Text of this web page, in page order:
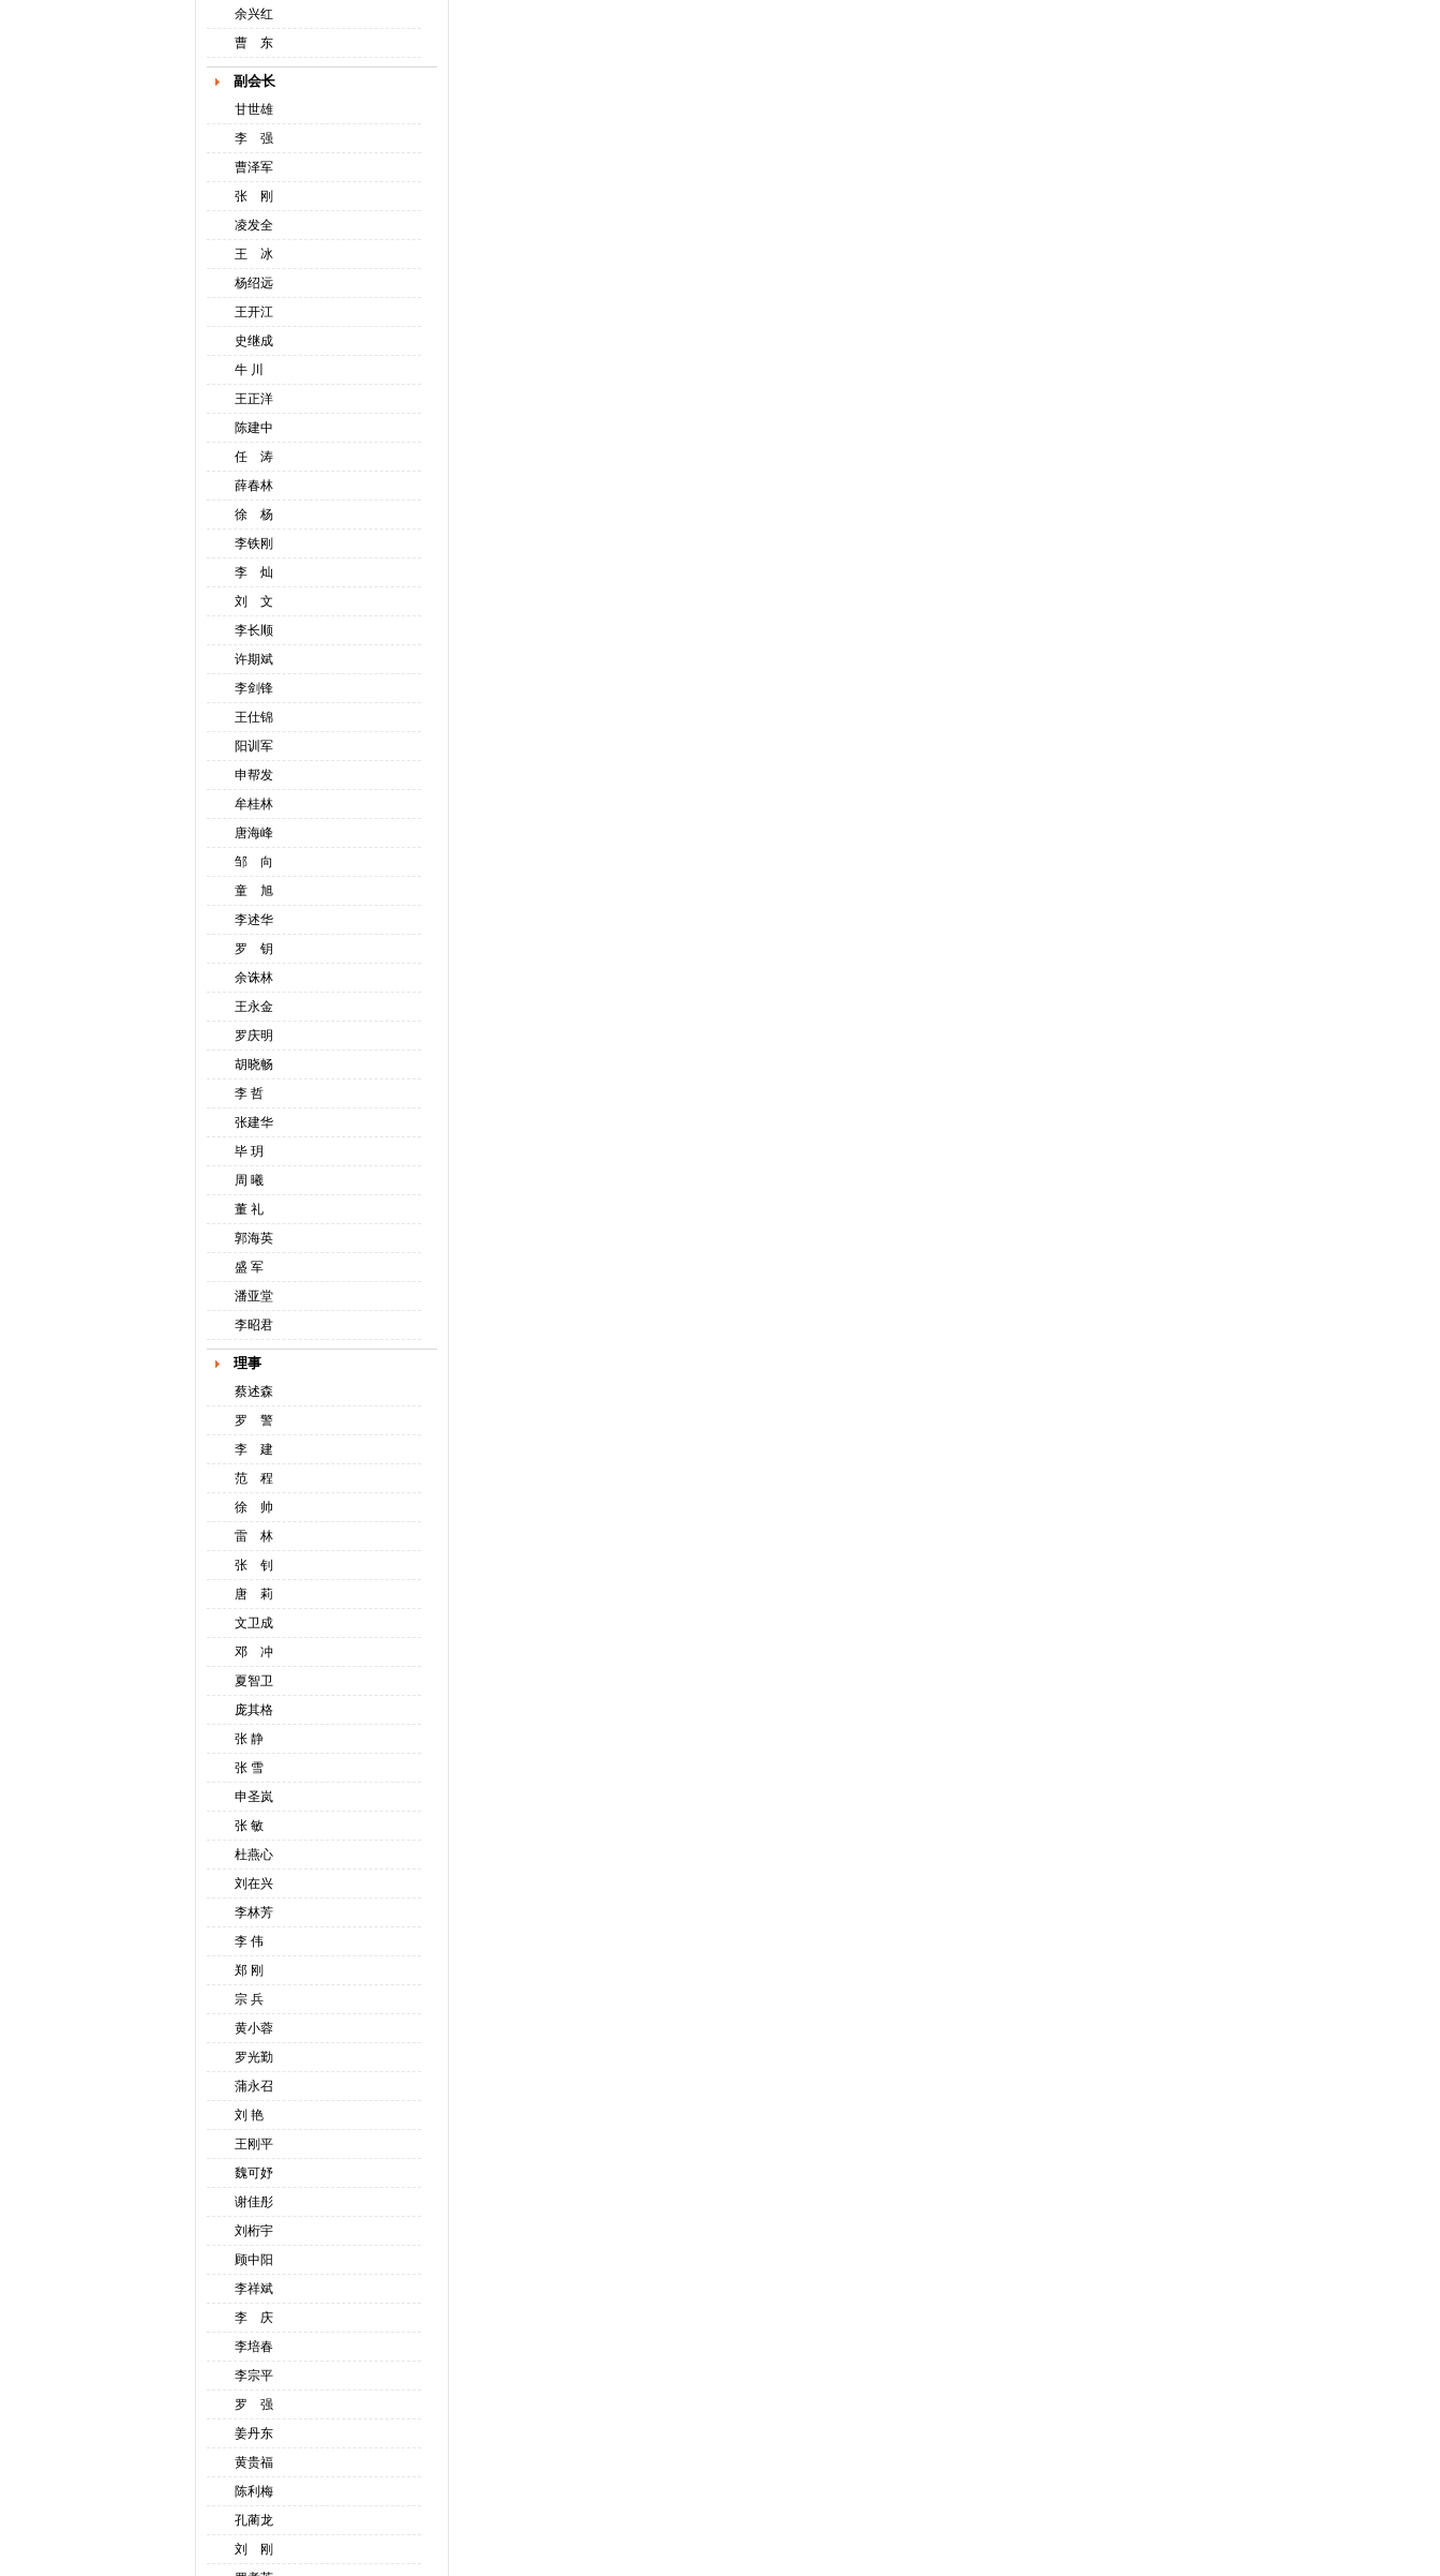
余兴红
曹 东
副会长
甘世雄
李 强
曹泽军
张 刚
凌发全
王 冰
杨绍远
王开江
史继成
牛 川
王正洋
陈建中
任 涛
薛春林
徐 杨
李铁刚
李 灿
刘 文
李长顺
许期斌
李剑锋
王仕锦
阳训军
申帮发
牟桂林
唐海峰
邹 向
童 旭
李述华
罗 钥
余诛林
王永金
罗庆明
胡晓畅
李 哲
张建华
毕 玥
周 曦
董 礼
郭海英
盛 军
潘亚堂
李昭君
理事
蔡述森
罗 警
李 建
范 程
徐 帅
雷 林
张 钊
唐 莉
文卫成
邓 冲
夏智卫
庞其格
张 静
张 雪
申圣岚
张 敏
杜燕心
刘在兴
李林芳
李 伟
郑 刚
宗 兵
黄小蓉
罗光勤
蒲永召
刘 艳
王刚平
魏可妤
谢佳彤
刘桁宇
顾中阳
李祥斌
李 庆
李培春
李宗平
罗 强
姜丹东
黄贵福
陈利梅
孔蔺龙
刘 刚